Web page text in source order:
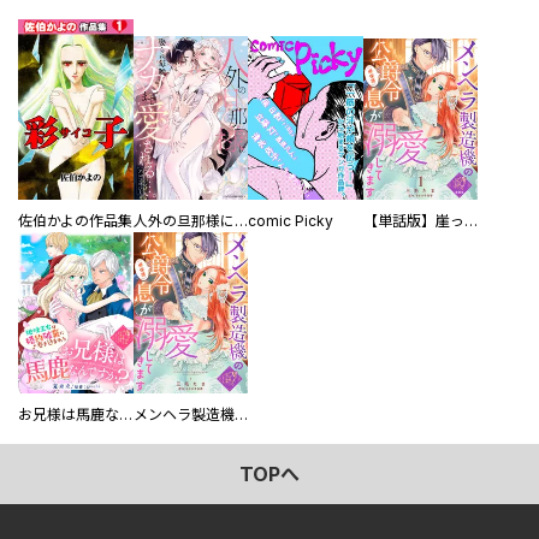
佐伯かよの作品集 人外の旦那様に娶られ毎晩ナカまで愛される…。アンソロジーcomic Picky 【単話版】崖っぷち令嬢ですが、意地と策略で幸せになります！シリーズ
お兄様は馬鹿なんですか？～地味王女は婚約破棄に巻き込まれる～ メンヘラ製造機の公爵令息（過保護）が溺愛してきます
TOPへ